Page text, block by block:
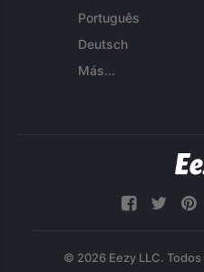
Português
Deutsch
Más...
© 2026 Eezy LLC.